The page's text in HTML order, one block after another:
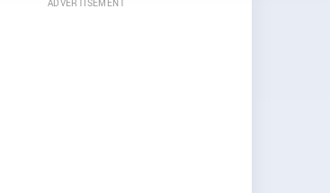
ADVERTISEMENT